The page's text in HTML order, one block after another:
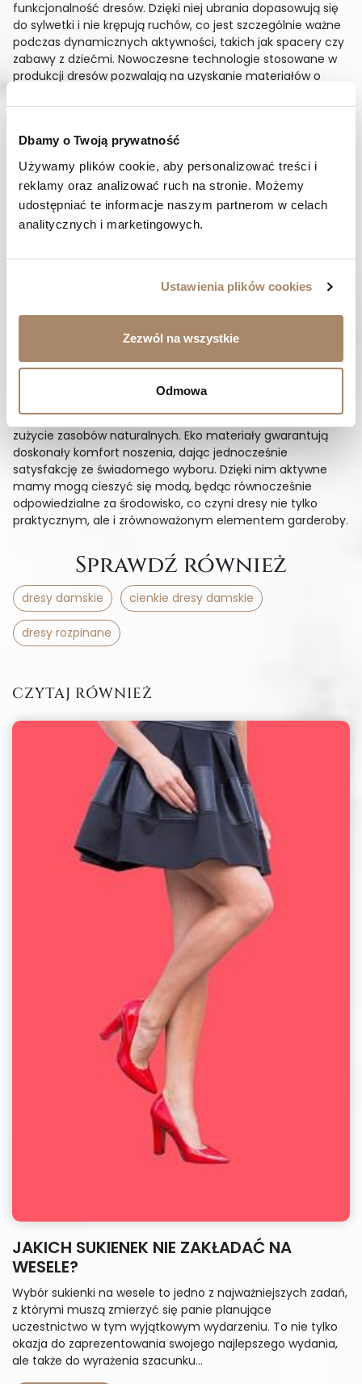
Dbamy o Twoją prywatność
Używamy plików cookie, aby personalizować treści i
reklamy oraz analizować ruch na stronie. Możemy
udostępniać te informacje naszym partnerom w celach
analitycznych i marketingowych.
Ustawienia plików cookies
Zezwól na wszystkie
Odmowa
funkcjonalność dresów. Dzięki niej ubrania dopasowują się
do sylwetki i nie krępują ruchów, co jest szczególnie ważne
podczas dynamicznych aktywności, takich jak spacery czy
zabawy z dziećmi. Nowoczesne technologie stosowane w
produkcji dresów pozwalają na uzyskanie materiałów o
większy komfort użytkowania. Dzięki temu dresy stają się
z modnym wyglądem, spełniając codzienne wyzwania
aktywnych mam dbających o styl i funkcjonalność swoich
ubrań.
Dresy ekologiczne – dbałość o
środowisko i styl
świadome konsumentki. Wykonane z eko materiałów,
ograniczenia negatywnego wpływu na planetę.
Zrównoważona moda staje się istotnym elementem
łączenie komfortu i stylu z troską o przyszłość.
wspieramy etyczne praktyki produkcji i ograniczamy
zużycie zasobów naturalnych. Eko materiały gwarantują
doskonały komfort noszenia, dając jednocześnie
satysfakcję ze świadomego wyboru. Dzięki nim aktywne
mamy mogą cieszyć się modą, będąc równocześnie
odpowiedzialne za środowisko, co czyni dresy nie tylko
praktycznym, ale i zrównoważonym elementem garderoby.
Sprawdź również
dresy damskie cienkie dresy damskie
dresy rozpinane
CZYTAJ RÓWNIEŻ
JAKICH SUKIENEK NIE ZAKŁADAĆ NA
WESELE?
Wybór sukienki na wesele to jedno z najważniejszych zadań,
z którymi muszą zmierzyć się panie planujące
uczestnictwo w tym wyjątkowym wydarzeniu. To nie tylko
okazja do zaprezentowania swojego najlepszego wydania,
ale także do wyrażenia szacunku...